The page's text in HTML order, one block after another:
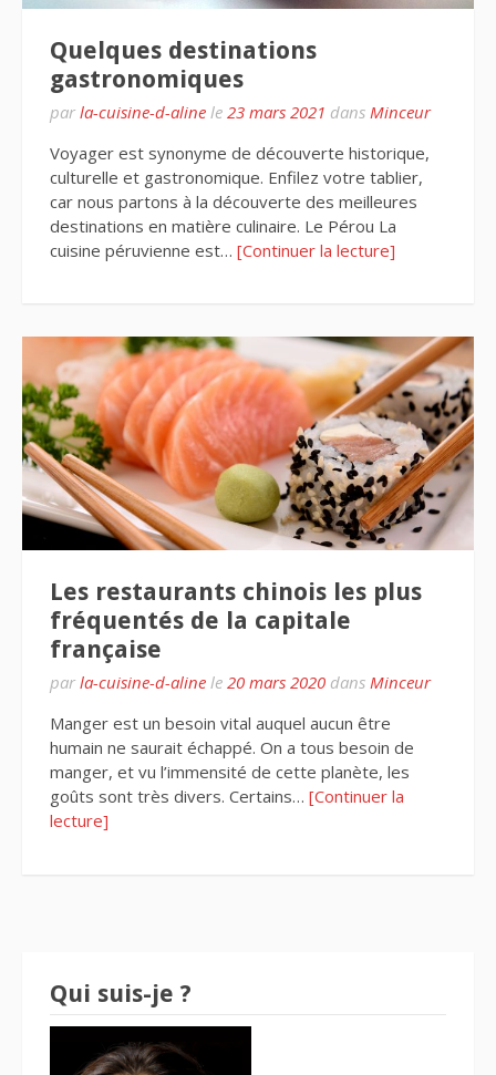
Quelques destinations
gastronomiques
par la-cuisine-d-aline le 23 mars 2021 dans Minceur
Voyager est synonyme de découverte historique,
culturelle et gastronomique. Enfilez votre tablier,
car nous partons à la découverte des meilleures
destinations en matière culinaire. Le Pérou La
cuisine péruvienne est… [Continuer la lecture]
Les restaurants chinois les plus
fréquentés de la capitale
française
par la-cuisine-d-aline le 20 mars 2020 dans Minceur
Manger est un besoin vital auquel aucun être
humain ne saurait échappé. On a tous besoin de
manger, et vu l’immensité de cette planète, les
goûts sont très divers. Certains… [Continuer la
lecture]
Qui suis-je ?